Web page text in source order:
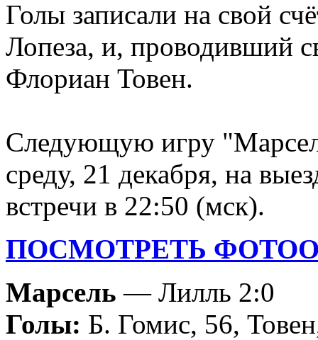
Голы записали на свой
Лопеза, и, проводивший
Флориан Товен.
Следующую игру
среду, 21 декабря, на
встречи в 22:50 (мск).
ПОСМОТРЕТЬ
Марсель — Лилль 2:0
Голы: Б. Гомис, 56,